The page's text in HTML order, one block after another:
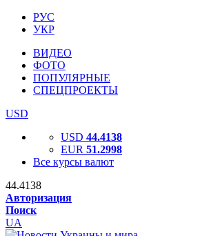
РУС
УКР
ВИДЕО
ФОТО
ПОПУЛЯРНЫЕ
СПЕЦПРОЕКТЫ
USD
USD 44.4138
EUR 51.2998
Все курсы валют
44.4138
Авторизация
Поиск
UA